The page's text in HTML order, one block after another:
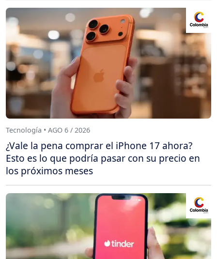
Tecnología • AGO 6 / 2026
¿Vale la pena comprar el iPhone 17 ahora?
Esto es lo que podría pasar con su precio en
los próximos meses